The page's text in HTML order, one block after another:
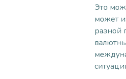
Это
может
разной